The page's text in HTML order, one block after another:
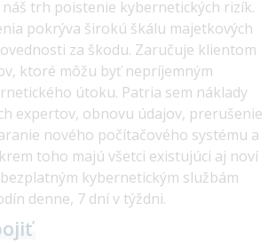
trh poistenie kybernetických rizík.
pokrýva širokú škálu majetkových
za škodu. Zaručuje klientom
ktoré môžu byť nepríjemným
útoku. Patria sem náklady
expertov, obnovu údajov, prerušenie
nového počítačového systému a
toho majú všetci existujúci aj noví
kybernetickým službám
denne, 7 dní v týždni.